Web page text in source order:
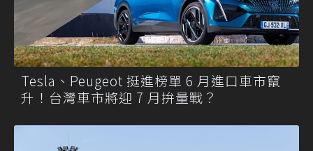
Tesla、Peugeot 挺進榜單 6 月進口車市竄
升！台灣車市將迎 7 月拚量戰？